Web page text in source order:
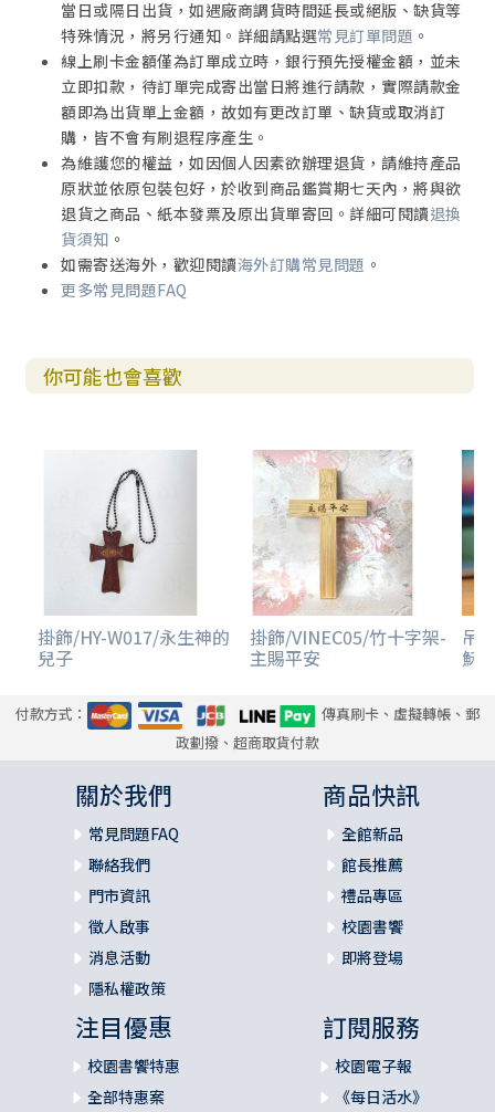
當日或隔日出貨，如遇廠商調貨時間延長或絕版、缺貨等
特殊情況，將另行通知。詳細請點選常見訂單問題 。
線上刷卡金額僅為訂單成立時，銀行預先授權金額，並未
立即扣款，待訂單完成寄出當日將進行請款，實際請款金
額即為出貨單上金額，故如有更改訂單、缺貨或取消訂
購，皆不會有刷退程序產生。
為維護您的權益，如因個人因素欲辦理退貨，請維持產品
原狀並依原包裝包好，於收到商品鑑賞期七天內，將與欲
退貨之商品、紙本發票及原出貨單寄回。詳細可閱讀退換
貨須知 。
如需寄送海外，歡迎閱讀海外訂購常見問題 。
更多常見問題FAQ
你可能也會喜歡
掛飾/HY-W017/永生神的
兒子
掛飾/VINEC05/竹十字架-
主賜平安
吊
穌
付款方式：
傳真刷卡、虛擬轉帳、郵
政劃撥、超商取貨付款
關於我們
常見問題FAQ
聯絡我們
門市資訊
徵人啟事
消息活動
隱私權政策
商品快訊
全館新品
館長推薦
禮品專區
校園書饗
即將登場
注目優惠
校園書饗特惠
全部特惠案
訂閱服務
校園電子報
《每日活水》